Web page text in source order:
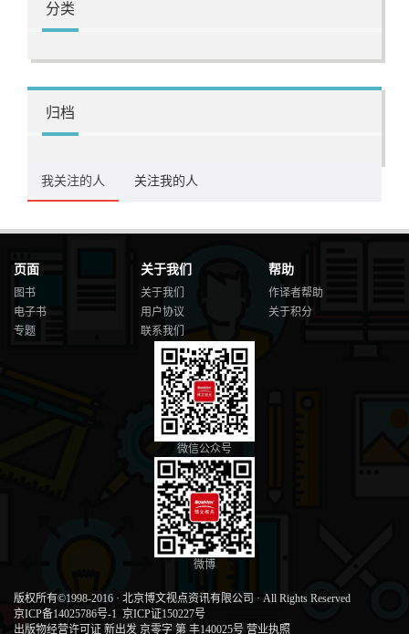
分类
归档
我关注的人 关注我的人
页面
图书
电子书
专题
关于我们
关于我们
用户协议
联系我们
帮助
作译者帮助
关于积分
微信公众号
微博
版权所有©1998-2016 · 北京博文视点资讯有限公司 · All Rights Reserved
京ICP备14025786号-1 京ICP证150227号
出版物经营许可证 新出发 京零字 第 丰140025号 营业执照